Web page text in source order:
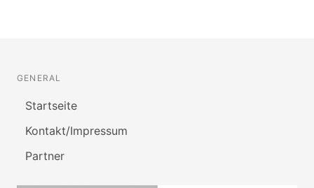
GENERAL
Startseite
Kontakt/Impressum
Partner